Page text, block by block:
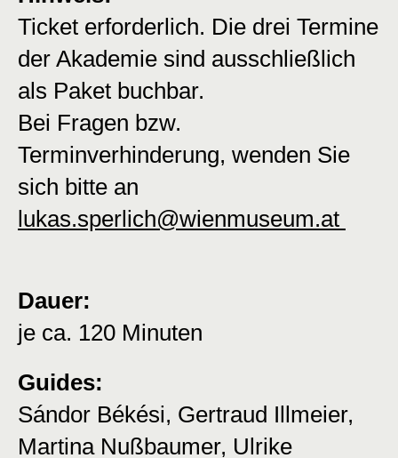
Ticket erforderlich. Die drei Termine
der Akademie sind ausschließlich
als Paket buchbar.
Bei Fragen bzw.
Terminverhinderung, wenden Sie
sich bitte an
lukas.sperlich@wienmuseum.at
Dauer:
je ca. 120 Minuten
Guides:
Sándor Békési, Gertraud Illmeier,
Martina Nußbaumer, Ulrike